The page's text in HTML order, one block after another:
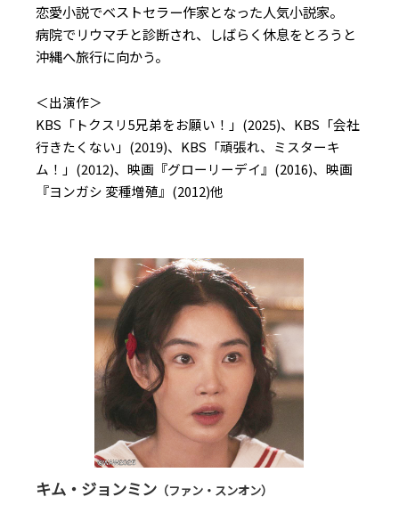
恋愛小説でベストセラー作家となった人気小説家。
病院でリウマチと診断され、しばらく休息をとろうと
沖縄へ旅行に向かう。
＜出演作＞
KBS「トクスリ5兄弟をお願い！」(2025)、KBS「会社
行きたくない」(2019)、KBS「頑張れ、ミスターキ
ム！」(2012)、映画『グローリーデイ』(2016)、映画
『ヨンガシ 変種増殖』(2012)他
キム・ジョンミン（ファン・スンオン）